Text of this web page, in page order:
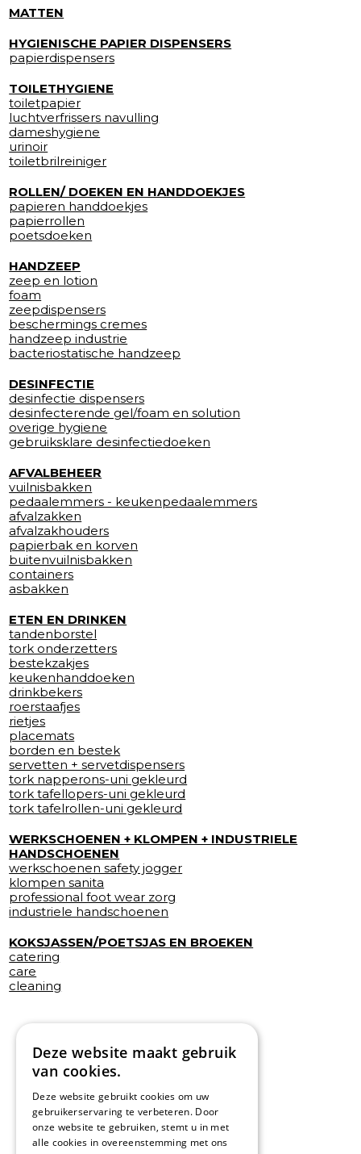
MATTEN
HYGIENISCHE PAPIER DISPENSERS
papierdispensers
TOILETHYGIENE
toiletpapier
luchtverfrissers navulling
dameshygiene
urinoir
toiletbrilreiniger
ROLLEN/ DOEKEN EN HANDDOEKJES
papieren handdoekjes
papierrollen
poetsdoeken
HANDZEEP
zeep en lotion
foam
zeepdispensers
beschermings cremes
handzeep industrie
bacteriostatische handzeep
DESINFECTIE
desinfectie dispensers
desinfecterende gel/foam en solution
overige hygiene
gebruiksklare desinfectiedoeken
AFVALBEHEER
vuilnisbakken
pedaalemmers - keukenpedaalemmers
afvalzakken
afvalzakhouders
papierbak en korven
buitenvuilnisbakken
containers
asbakken
ETEN EN DRINKEN
tandenborstel
tork onderzetters
bestekzakjes
keukenhanddoeken
drinkbekers
roerstaafjes
rietjes
placemats
borden en bestek
servetten + servetdispensers
tork napperons-uni gekleurd
tork tafellopers-uni gekleurd
tork tafelrollen-uni gekleurd
WERKSCHOENEN + KLOMPEN + INDUSTRIELE
HANDSCHOENEN
werkschoenen safety jogger
klompen sanita
professional foot wear zorg
industriele handschoenen
KOKSJASSEN/POETSJAS EN BROEKEN
catering
care
cleaning
Deze website maakt gebruik
van cookies.
Deze website gebruikt cookies om uw
gebruikerservaring te verbeteren. Door
onze website te gebruiken, stemt u in met
alle cookies in overeenstemming met ons